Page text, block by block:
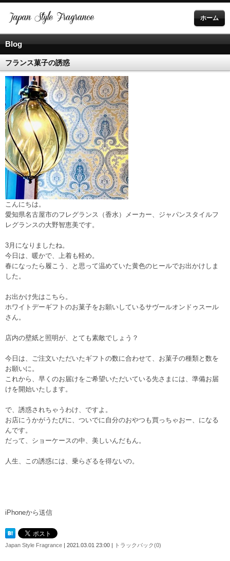
ホーム
Blog
フランス菓子の誘惑
こんにちは。
愛知県名古屋市のフレグランス（香水）メーカー、ジャパンスタイルフ
レグランスの大野智恵美です。
3月になりましたね。
今日は、暖かで、上着も軽め。
春になったら履こう、と思って温めていた黄色のヒールでお出かけしま
した。
お出かけ先はこちら。
ホワイトデーギフトのお菓子をお願いしているサヴールオンドゥスール
さん。
店内の壁紙と照明が、とても素敵でしょう？
今日は、ご注文いただいたギフトの数に合わせて、お菓子の種類と数を
お願いに。
これから、早くのお届けをご希望いただいている先さまには、準備お届
けを開始いたします。
で、誘惑されちゃうわけ、ですよ。
お店にうかがうたびに、ついでに自分のおやつも買っちゃおー、になる
んです。
だって、ショーケースの中、美しいんだもん。
人生、この誘惑には、乗らざるを得ないの。
iPhoneから送信
Japan Style Fragrance | 2021.03.01 23:00 | トラックバック(0)